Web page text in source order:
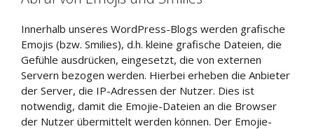
Innerhalb unseres WordPress-Blogs werden grafische
Emojis (bzw. Smilies), d.h. kleine grafische Dateien, die
Gefühle ausdrücken, eingesetzt, die von externen
Servern bezogen werden. Hierbei erheben die Anbieter
der Server, die IP-Adressen der Nutzer. Dies ist
notwendig, damit die Emojie-Dateien an die Browser
der Nutzer übermittelt werden können. Der Emojie-